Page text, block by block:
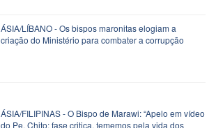
ÁSIA/LÍBANO - Os bispos maronitas elogiam a
criação do Ministério para combater a corrupção
ÁSIA/FILIPINAS - O Bispo de Marawi: “Apelo em vídeo
do Pe. Chito: fase critica, tememos pela vida dos